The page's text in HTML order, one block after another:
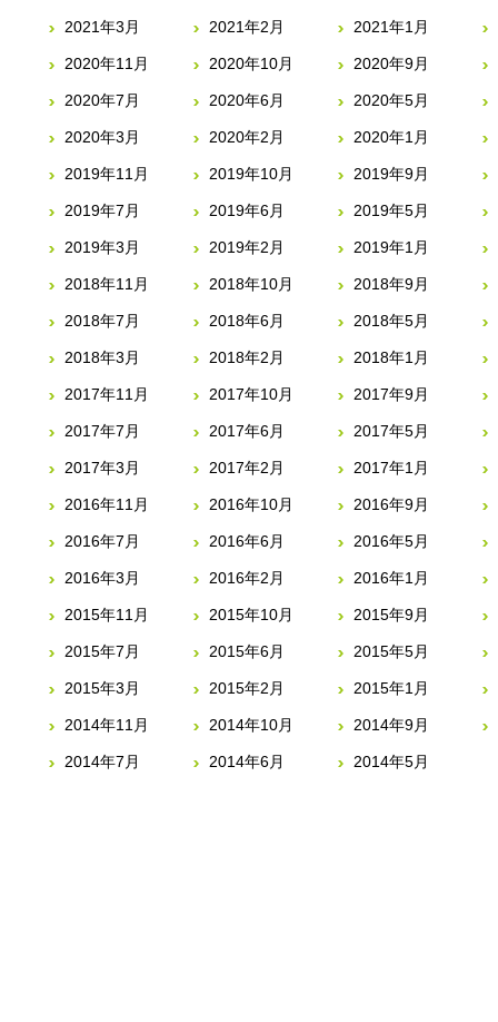
2021年3月 2021年2月 2021年1月
2020年11月 2020年10月 2020年9月
2020年7月 2020年6月 2020年5月
2020年3月 2020年2月 2020年1月
2019年11月 2019年10月 2019年9月
2019年7月 2019年6月 2019年5月
2019年3月 2019年2月 2019年1月
2018年11月 2018年10月 2018年9月
2018年7月 2018年6月 2018年5月
2018年3月 2018年2月 2018年1月
2017年11月 2017年10月 2017年9月
2017年7月 2017年6月 2017年5月
2017年3月 2017年2月 2017年1月
2016年11月 2016年10月 2016年9月
2016年7月 2016年6月 2016年5月
2016年3月 2016年2月 2016年1月
2015年11月 2015年10月 2015年9月
2015年7月 2015年6月 2015年5月
2015年3月 2015年2月 2015年1月
2014年11月 2014年10月 2014年9月
2014年7月 2014年6月 2014年5月